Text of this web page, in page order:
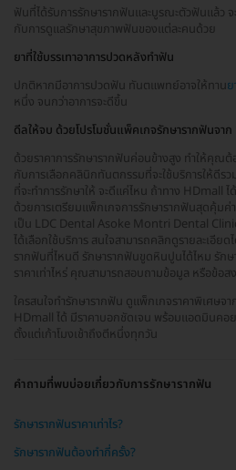
ฟันที่ได้รับการรักษารากฟันและบูรณะตัวฟันแล้ว
กับการดูแลรักษาสุขภาพฟันของแต่ละคนด้วย
ยาที่ใช้บรรเทาอาการปวดหลังทำฟัน
ปกติหากมีอาการปวดฟัน ทันตแพทย์อาจให้ทาน
หนึ่ง จนกว่าอาการจะดีขึ้น
ดีลให้จบ ด้วยโปรโมชั่นแพ็คเกจรักษารากฟันจา
ด้วยราคาการรักษารากฟันค่อนข้างสูง ทำให้คุณต้
กับการเลือกคลินิกทันตกรรมที่จะใช้บริการให้ดี
ที่จะทำการรักษาให้ จะดีแค่ไหน ถ้าทาง
ด้วยการเตรียมแพ็กเกจการรักษารากฟันสุดคุ้มค่
เป็น LDC Dental Asoke Montri Dental
ได้เลือกใช้บริการ สนใจสามารถคลิกดูรายละเอีย
รากฟันที่ไหนดี รักษารากฟันขูดหินปูนได้ไหม รัก
ราคาเท่าไหร่ คุณสามารถสอบถามข้อมูล หรือข้อ
ใครสนใจทำรักษารากฟัน ดูแพ็กเกจราคาพิเศษจ
HDmall ได้ มีราคาบอกชัดเจน พร้อมแอดมินค
ตั้งแต่เก้าโมงเช้าถึงตีหนึ่งทุกวัน
คำถามที่พบบ่อยเกี่ยวกับการรักษารากฟัน
รักษารากฟันราคาเท่าไร?
รักษารากฟันต้องทำกี่ครั้ง?